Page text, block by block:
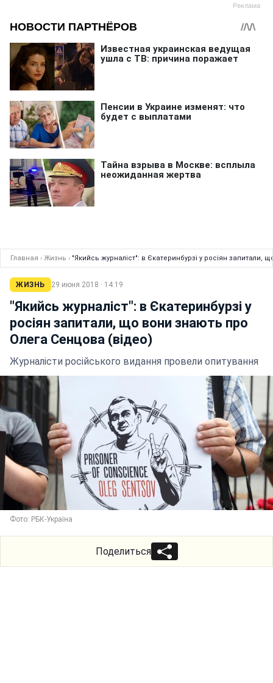
Главная › Жизнь › "Якийсь журналіст": в Єкатеринбурзі у росіян
ЖИЗНЬ 29 июня 2018 · 14:19
"Якийсь журналіст": в Єкатеринбурзі у
росіян запитали, що вони знають про
Олега Сенцова (відео)
Журналісти російського видання провели опитування
Фото: РБК-Україна
Поделиться